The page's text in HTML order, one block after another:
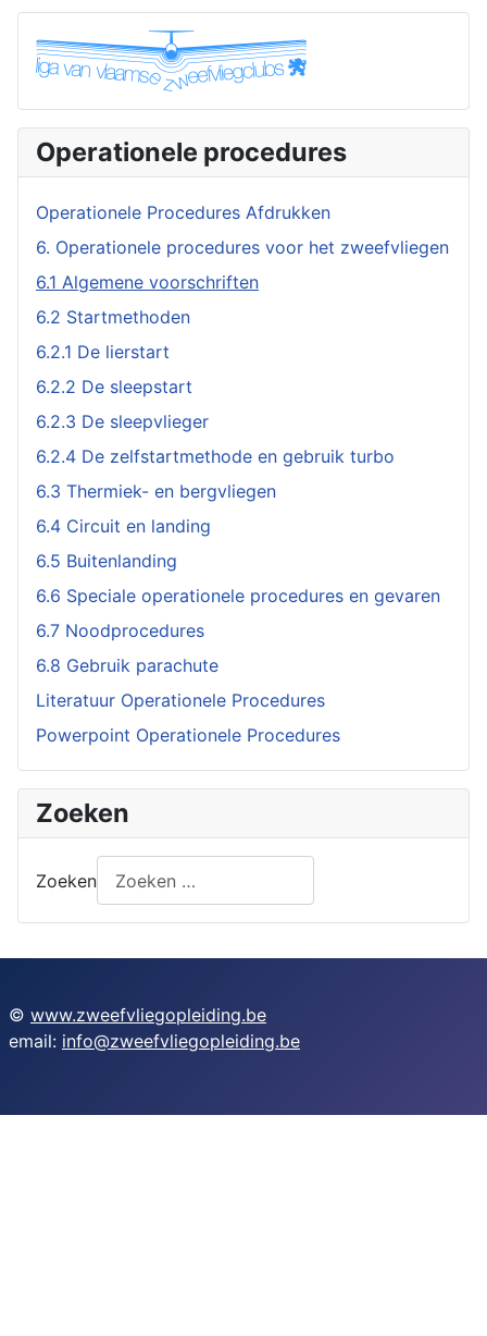
Operationele procedures
Operationele Procedures Afdrukken
6. Operationele procedures voor het zweefvliegen
6.1 Algemene voorschriften
6.2 Startmethoden
6.2.1 De lierstart
6.2.2 De sleepstart
6.2.3 De sleepvlieger
6.2.4 De zelfstartmethode en gebruik turbo
6.3 Thermiek- en bergvliegen
6.4 Circuit en landing
6.5 Buitenlanding
6.6 Speciale operationele procedures en gevaren
6.7 Noodprocedures
6.8 Gebruik parachute
Literatuur Operationele Procedures
Powerpoint Operationele Procedures
Zoeken
Zoeken
© www.zweefvliegopleiding.be
email: info@zweefvliegopleiding.be